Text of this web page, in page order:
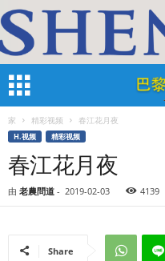
家 精彩视频 春江花月夜
H.视频 精彩视频
春江花月夜
由 老農問道 - 2019-02-03 4139
Share